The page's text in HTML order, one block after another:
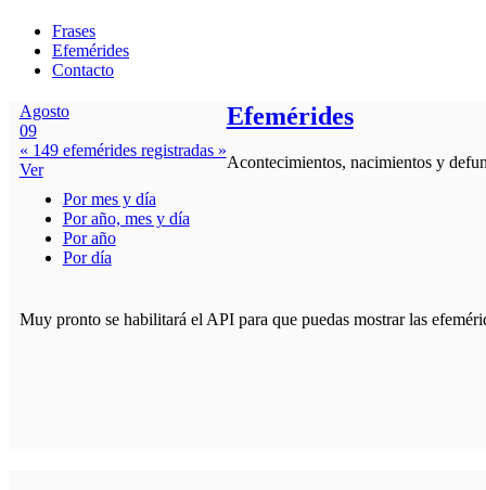
Frases
Efemérides
Contacto
Agosto
09
« 149 efemérides registradas »
Ver
Efemérides
Acontecimientos, nacimientos y
Por mes y día
Por año, mes y día
Por año
Por día
Muy pronto se habilitará el API para que puedas mostrar las